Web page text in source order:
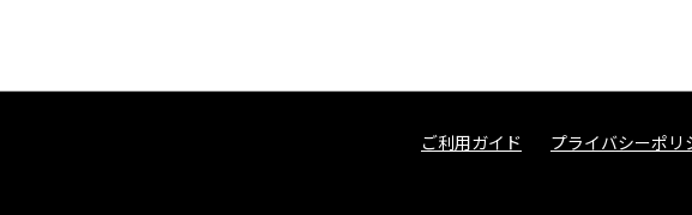
ご利用ガイド プライバシーポリ